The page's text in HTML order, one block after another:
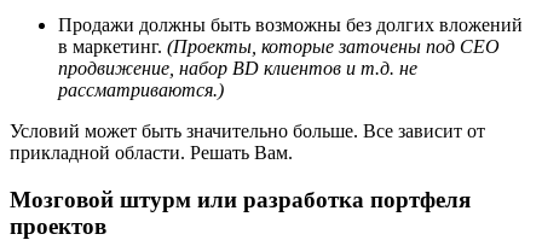
Продажи должны быть возможны без долгих вложений
в маркетинг. (Проекты, которые заточены под СЕО
продвижение, набор BD клиентов и т.д. не
рассматриваются.)
Условий может быть значительно больше. Все зависит от
прикладной области. Решать Вам.
Мозговой штурм или разработка портфеля
проектов